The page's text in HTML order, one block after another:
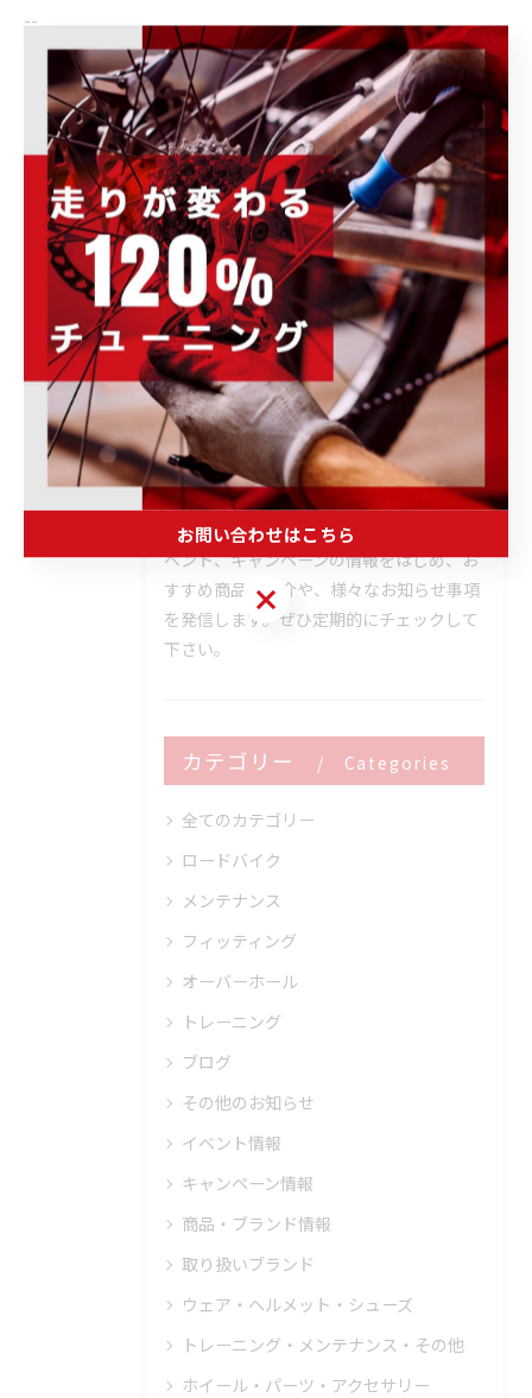
--
その他のお知らせ ブログ
< 前のページ 一覧に戻る 次のページ >
POWER-KIDS伊勢崎店で開催される各種イ
ベント、キャンペーンの情報をはじめ、お
すすめ商品の紹介や、様々なお知らせ事項
を発信します。ぜひ定期的にチェックして
下さい。
カテゴリー Categories
全てのカテゴリー
ロードバイク
メンテナンス
フィッティング
オーバーホール
トレーニング
ブログ
その他のお知らせ
イベント情報
キャンペーン情報
商品・ブランド情報
取り扱いブランド
ウェア・ヘルメット・シューズ
トレーニング・メンテナンス・その他
ホイール・パーツ・アクセサリー
お問い合わせはこちら
お問い合わせはこちら